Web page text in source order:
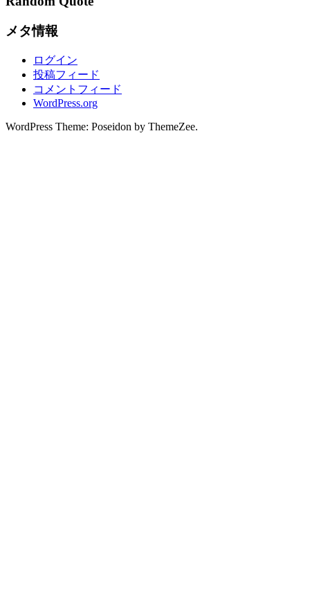
メタ情報
ログイン
投稿フィード
コメントフィード
WordPress.org
WordPress Theme: Poseidon by ThemeZee.